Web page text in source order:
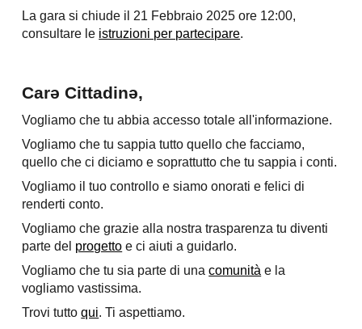
La gara si chiude il 21 Febbraio 2025 ore 12:00,
consultare le istruzioni per partecipare.
Carə Cittadinə,
Vogliamo che tu abbia accesso totale all'informazione.
Vogliamo che tu sappia tutto quello che facciamo,
quello che ci diciamo e soprattutto che tu sappia i conti.
Vogliamo il tuo controllo e siamo onorati e felici di
renderti conto.
Vogliamo che grazie alla nostra trasparenza tu diventi
parte del progetto e ci aiuti a guidarlo.
Vogliamo che tu sia parte di una comunità e la
vogliamo vastissima.
Trovi tutto qui. Ti aspettiamo.